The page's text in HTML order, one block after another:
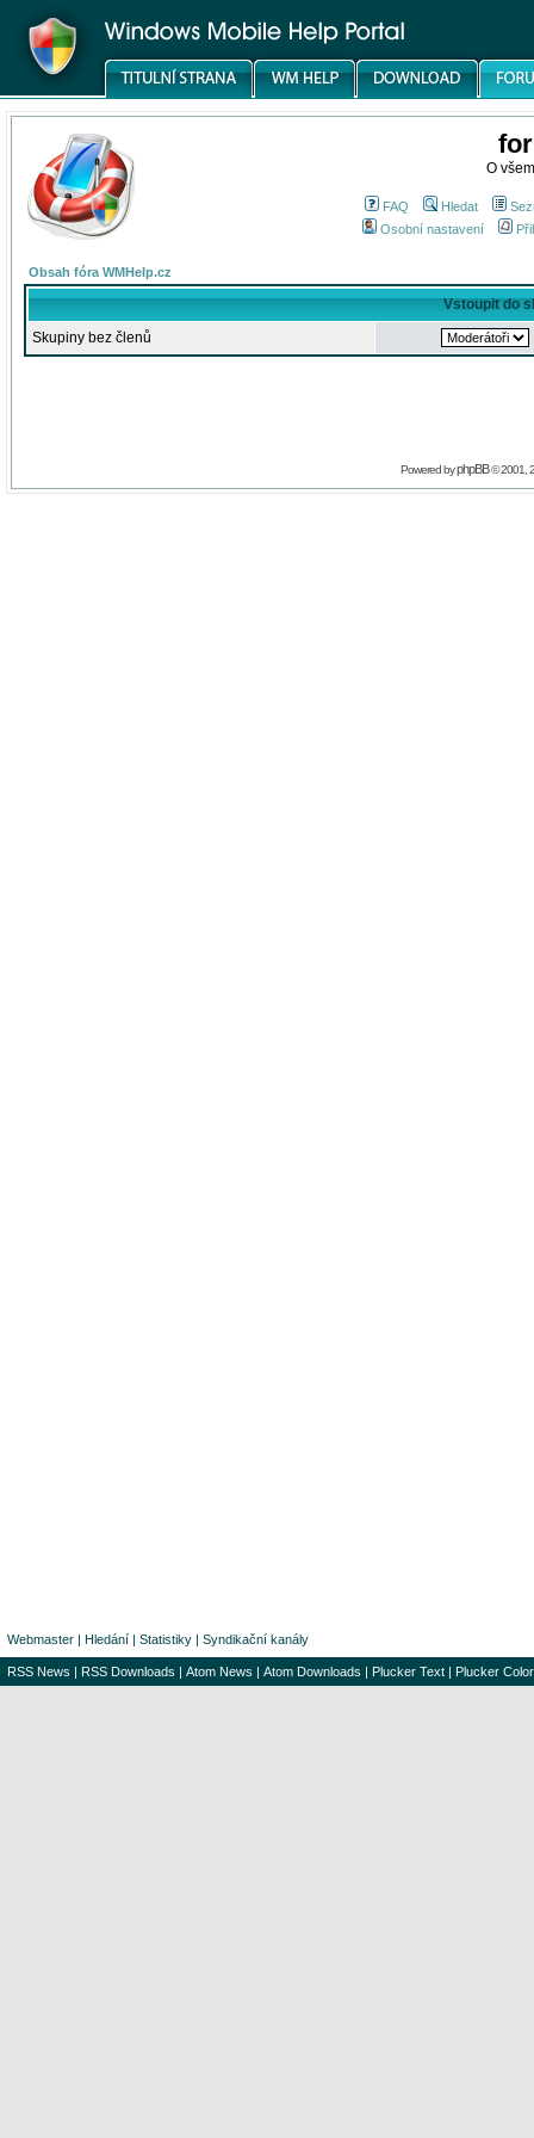
O
FAQ Hledat
Osobní nastavení
Obsah fóra WMHelp.cz
Vstoupit do
Skupiny bez členů
Powered byphpBB© 2001,
Webmaster | Hledání | Statistiky | Syndikační kanály
RSS News | RSS Downloads | Atom News | Atom Downloads | Plucker Text | Plucker Color